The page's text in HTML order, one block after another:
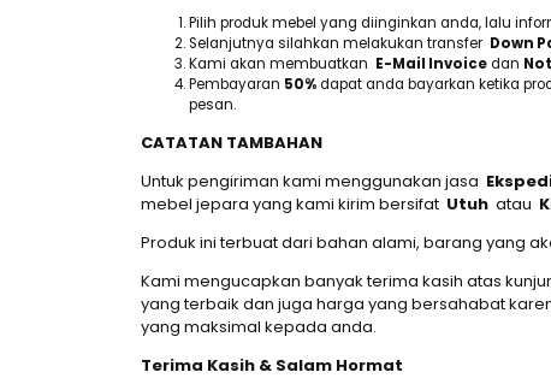
Pilih produk mebel yang diinginkan anda, lalu
Selanjutnya silahkan melakukan transfer Down
Kami akan membuatkan E-Mail Invoicedan
Pembayaran 50%dapat anda bayarkan ketika
pesan.
CATATAN TAMBAHAN
Untuk pengiriman kami menggunakan jasa
mebel jepara yang kami kirim bersifat Utuh atau
Produk ini terbuat dari bahan alami, barang yang
Kami mengucapkan banyak terima kasih atas
yang terbaik dan juga harga yang bersahabat
yang maksimal kepada anda.
Terima Kasih & Salam Hormat